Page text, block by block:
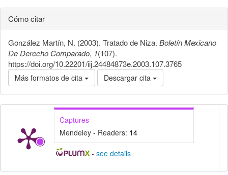
Cómo citar
González Martín, N. (2003). Tratado de Niza. Boletín Mexicano
De Derecho Comparado, 1(107).
https://doi.org/10.22201/iij.24484873e.2003.107.3765
Más formatos de cita Descargar cita
Captures
Mendeley - Readers: 14
- see details